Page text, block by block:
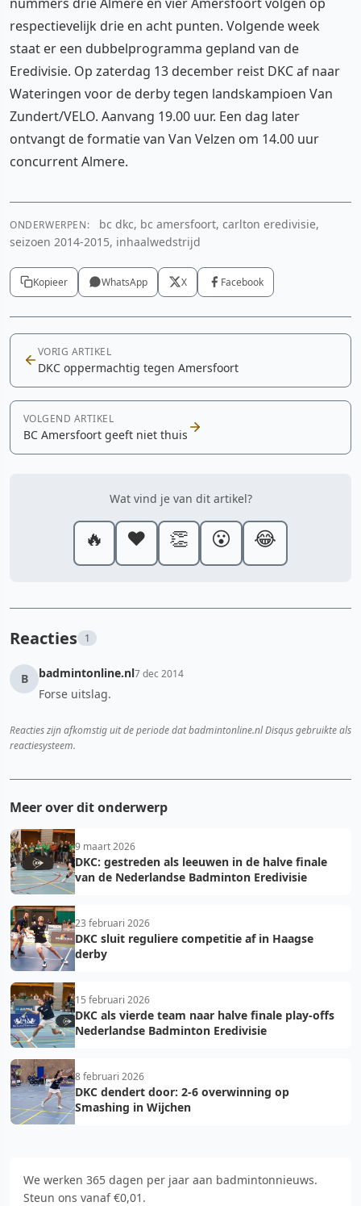
respectievelijk drie en acht punten. Volgende week
staat er een dubbelprogramma gepland van de
Eredivisie. Op zaterdag 13 december reist DKC af naar
Wateringen voor de derby tegen landskampioen Van
Zundert/VELO. Aanvang 19.00 uur. Een dag later
ontvangt de formatie van Van Velzen om 14.00 uur
concurrent Almere.
ONDERWERPEN:
bc dkc, bc amersfoort, carlton eredivisie,
seizoen 2014-2015, inhaalwedstrijd
Kopieer WhatsApp X Facebook
VORIG ARTIKEL
DKC oppermachtig tegen Amersfoort
VOLGEND ARTIKEL
BC Amersfoort geeft niet thuis
Wat vind je van dit artikel?
🔥 ❤️ 👏 😮 😂
Reacties 1
B badmintonline.nl7 dec 2014
Forse uitslag.
Reacties zijn afkomstig uit de periode dat badmintonline.nl Disqus gebruikte als
reactiesysteem.
Meer over dit onderwerp
9 maart 2026
DKC: gestreden als leeuwen in de halve finale
van de Nederlandse Badminton Eredivisie
23 februari 2026
DKC sluit reguliere competitie af in Haagse
derby
15 februari 2026
DKC als vierde team naar halve finale play-offs
Nederlandse Badminton Eredivisie
8 februari 2026
DKC dendert door: 2-6 overwinning op
Smashing in Wijchen
We werken 365 dagen per jaar aan badmintonnieuws.
Steun ons vanaf €0,01.